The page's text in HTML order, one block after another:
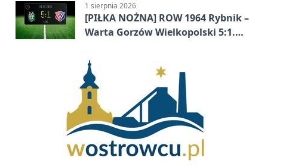
1 sierpnia 2026
[PIŁKA NOŻNA] ROW 1964 Rybnik –
Warta Gorzów Wielkopolski 5:1.
Lidze Grupa 3 (Grupa III)